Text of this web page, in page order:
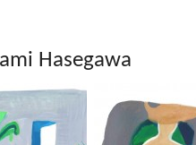
Hasegawa